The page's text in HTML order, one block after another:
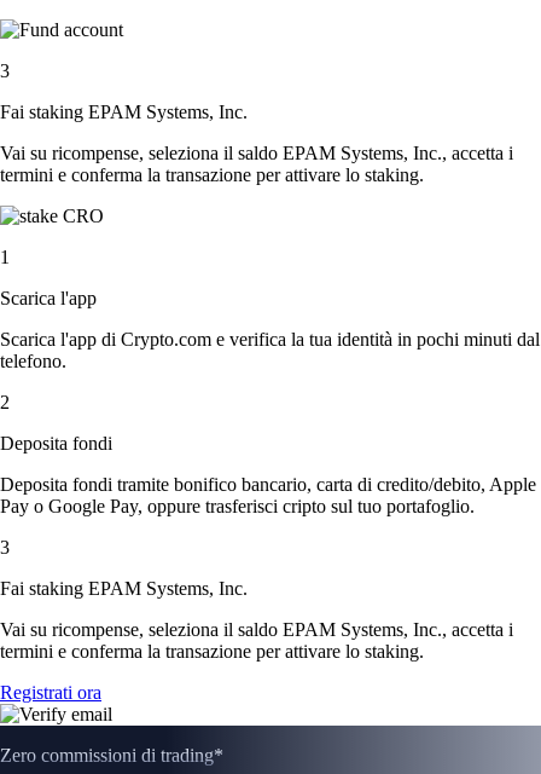
3
Fai staking EPAM Systems, Inc.
Vai su ricompense, seleziona il saldo EPAM Systems, Inc., accetta i
termini e conferma la transazione per attivare lo staking.
1
Scarica l'app
Scarica l'app di Crypto.com e verifica la tua identità in pochi minuti dal
telefono.
2
Deposita fondi
Deposita fondi tramite bonifico bancario, carta di credito/debito, Apple
Pay o Google Pay, oppure trasferisci cripto sul tuo portafoglio.
3
Fai staking EPAM Systems, Inc.
Vai su ricompense, seleziona il saldo EPAM Systems, Inc., accetta i
termini e conferma la transazione per attivare lo staking.
Registrati ora
Zero commissioni di trading*